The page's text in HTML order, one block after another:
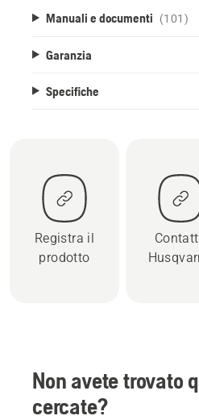
Manuali e documenti (101)
Garanzia
Specifiche
Registra il
prodotto
Non avete trovato
cercate?